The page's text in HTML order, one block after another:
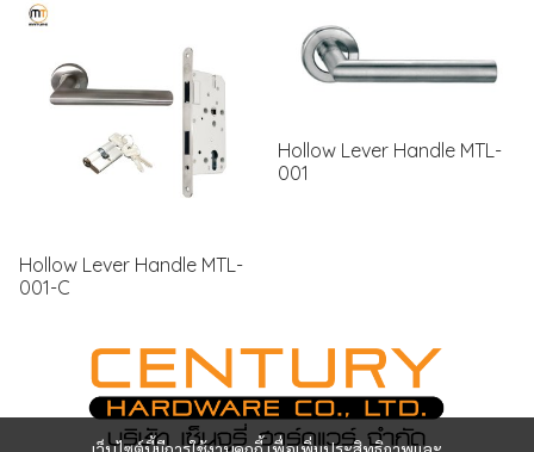
Hollow Lever Handle MTL-
001-C
Hollow Lever Handle MTL-
001